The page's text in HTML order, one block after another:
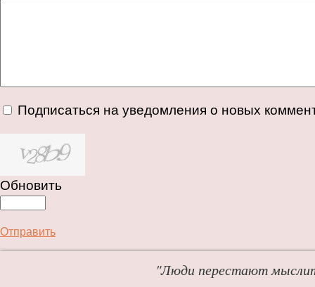
Подписаться на уведомления о новых
Обновить
Отправить
"Люди перестают